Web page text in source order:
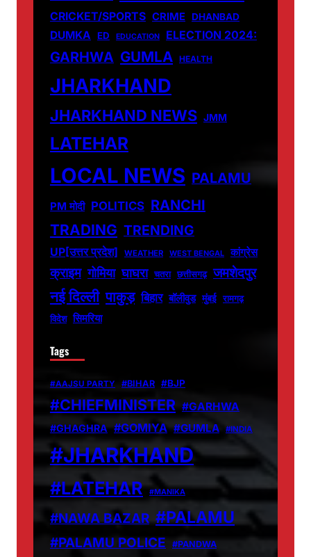
CRICKET/SPORTS CRIME DHANBAD
DUMKA ED EDUCATION ELECTION 2024:
GARHWA GUMLA HEALTH
JHARKHAND
JHARKHAND NEWS JMM
LATEHAR
LOCAL NEWS PALAMU
PM मोदी POLITICS RANCHI
TRADING TRENDING
UP[उत्तर प्रदेश] WEATHER WEST BENGAL कांग्रेस
क्राइम गोमिया घाघरा चतरा छत्तीसगढ़ जमशेदपुर
नई दिल्ली पाकुड़ बिहार बॉलीवुड मुंबई रामगढ़
विदेश सिमरिया
Tags
#AAJSU PARTY #BIHAR #BJP
#CHIEFMINISTER #GARHWA
#GHAGHRA #GOMIYA #GUMLA #INDIA
#JHARKHAND
#LATEHAR #MANIKA
#NAWA BAZAR #PALAMU
#PALAMU POLICE
#PANDWA